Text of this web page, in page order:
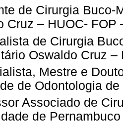
de Cirurgia Buco-
Cruz – HUOC- FOP
de Cirurgia
Oswaldo Cruz –
Mestre e
de Odontologia
Associado de
de